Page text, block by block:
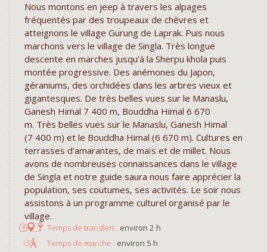
Nous montons en jeep à travers les alpages
fréquentés par des troupeaux de chèvres et
atteignons le village Gurung de Laprak. Puis nous
marchons vers le village de Singla. Très longue
descente en marches jusqu’à la Sherpu khola puis
montée progressive. Des anémones du Japon,
géraniums, des orchidées dans les arbres vieux et
gigantesques. De très belles vues sur le Manaslu,
Ganesh Himal 7 400 m, Bouddha Himal 6 670
m. Très belles vues sur le Manaslu, Ganesh Himal
(7 400 m) et le Bouddha Himal (6 670 m). Cultures en
terrasses d'amarantes, de maïs et de millet. Nous
avons de nombreuses connaissances dans le village
de Singla et notre guide saura nous faire apprécier la
population, ses coutumes, ses activités. Le soir nous
assistons à un programme culturel organisé par le
village.
environ 2 h
environ 5 h